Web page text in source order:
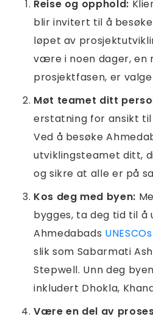
Reise og opphold:
blir invitert til å
løpet av
være i noen dager, en
prosjektfasen, er
Møt teamet ditt
erstatning for ansikt
Ved å besøke
utviklingsteamet ditt,
og sikre at alle er på
Kos deg med byen:
bygges, ta deg tid til å
Ahmedabads
slik som Sabarmati
Stepwell. Unn deg
inkludert Dhokla,
Være en del av